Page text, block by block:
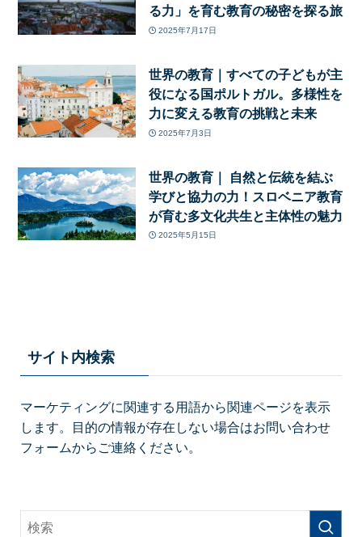
る力」を育む教育の秘密を探る旅
2025年7月17日
世界の教育｜すべての子どもが主
役になる国ポルトガル。多様性を
力に変える教育の挑戦と未来
2025年7月3日
世界の教育｜ 自然と伝統を結ぶ
学びと協力の力！スロベニア教育
が育む多文化共生と主体性の魅力
2025年5月15日
サイト内検索
マーケティングに関連する用語から関連ページを表示
します。目的の情報が存在しない場合はお問い合わせ
フォームからご連絡ください。